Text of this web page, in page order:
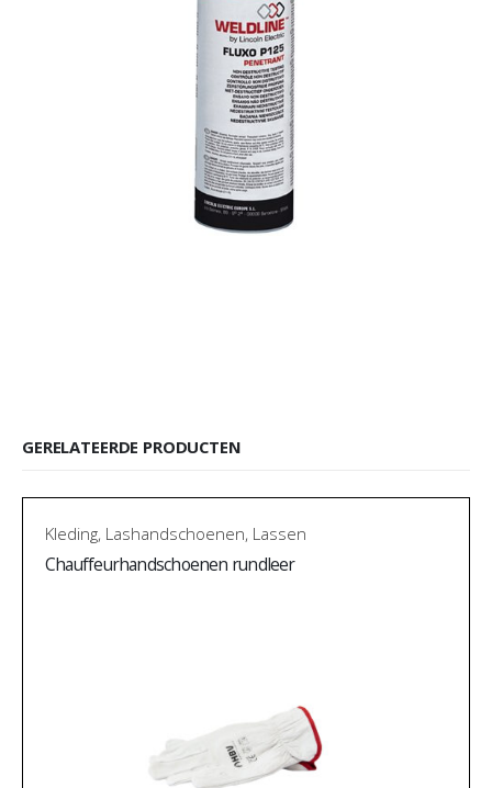
GERELATEERDE PRODUCTEN
Kleding, Lashandschoenen, Lassen
Chauffeurhandschoenen rundleer